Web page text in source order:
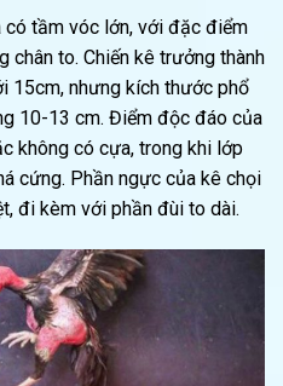
có tầm vóc lớn, với đặc điểm
chân to. Chiến kê trưởng thành
15cm, nhưng kích thước phổ
10-13 cm. Điểm độc đáo của
không có cựa, trong khi lớp
cứng. Phần ngực của kê chọi
đi kèm với phần đùi to dài.